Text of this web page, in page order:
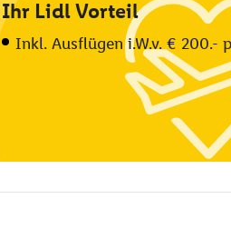
Ihr Lidl Vorteil
Inkl. Ausflügen i.W.v. € 200.-